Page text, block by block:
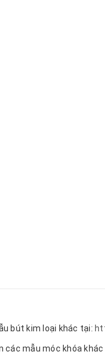
bút kim loại khác tại:
các mẫu móc khóa khác